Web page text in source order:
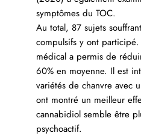
symptômes du TOC.
Au total, 87 sujets
compulsifs y ont
médical a permis de
60% en moyenne. Il est
variétés de chanvre avec
ont montré un meilleur
cannabidiol semble être
psychoactif.